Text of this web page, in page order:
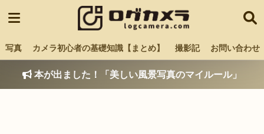
写真 カメラ初心者の基礎知識【まとめ】 撮影記 お問い合わせ
本が出ました！「美しい風景写真のマイルール」